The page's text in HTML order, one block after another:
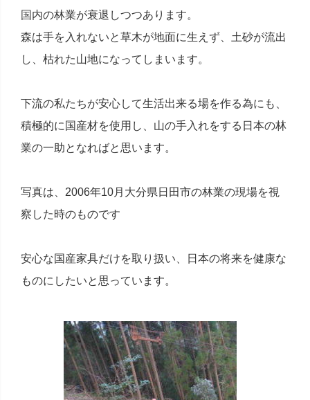
国内の林業が衰退しつつあります。
森は手を入れないと草木が地面に生えず、土砂が流出
し、枯れた山地になってしまいます。
下流の私たちが安心して生活出来る場を作る為にも、
積極的に国産材を使用し、山の手入れをする日本の林
業の一助となればと思います。
写真は、2006年10月大分県日田市の林業の現場を視
察した時のものです
安心な国産家具だけを取り扱い、日本の将来を健康な
ものにしたいと思っています。